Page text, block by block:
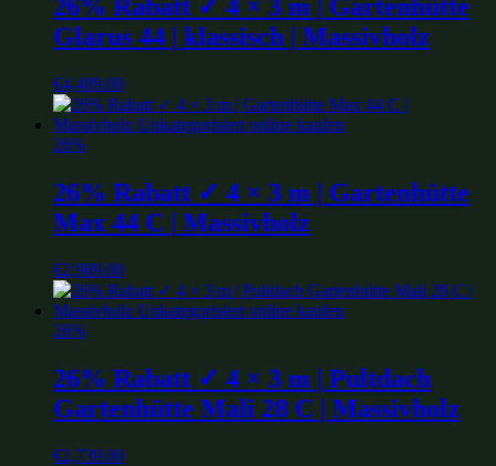
26% Rabatt ✓ 4 × 3 m | Gartenhütte
Glarus 44 | klassisch | Massivholz
€4,489.00
26%
26% Rabatt ✓ 4 × 3 m | Gartenhütte
Max 44 C | Massivholz
€2,989.00
26%
26% Rabatt ✓ 4 × 3 m | Pultdach
Gartenhütte Mali 28 C | Massivholz
€2,739.00